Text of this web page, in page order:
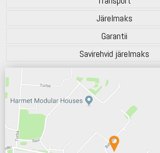
Järelmaks
Garantii
Savirehvid järelmaks